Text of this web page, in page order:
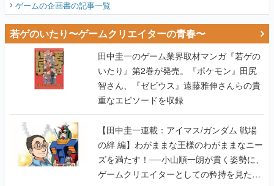
田中圭一のゲーム業界取材マンガ『若ゲの
いたり』第2巻が発売。『ポケモン』田尻
智さん、『ゼビウス』遠藤雅伸さんらの貴
重なエピソードを収録
【田中圭一連載：アイマス/ガンダム 戦場
の絆 編】わがままな王様のわがままなニー
ズを満たす！──小山順一朗が貫く姿勢に、
ゲームクリエイターとしての矜持を見た
【若ゲのいたり最終回】
【田中圭一連載：バーチャファイター編】
「新しい3D表現のために、軍事技術を採り